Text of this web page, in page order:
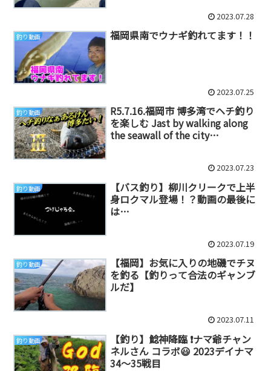
2023.07.28
釣り動画 福岡県南でウナギ釣れてます！！
2023.07.25
釣り動画
R5.7.16.福岡市 博多湾でヘチ釣り
を楽しむ Jast by walking along
the seawall of the city…
2023.07.23
釣り動画
【バス釣り】柳川クリークで上半
身ロクマル登場！？動画の最後に
は…
2023.07.19
釣り動画
【福岡】お気に入りの地磯でチヌ
を釣る【釣りって合法のギャンブ
ルだ】
2023.07.11
釣り動画
【釣り】鯰神降臨 ❗️ナマ爺チャン
ネルさん コラボ😃 2023デイナマ
34～35戦目